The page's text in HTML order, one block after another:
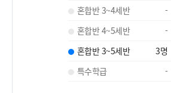
혼합반 3~4세반
-
혼합반 4~5세반
-
혼합반 3~5세반
3명
특수학급
-